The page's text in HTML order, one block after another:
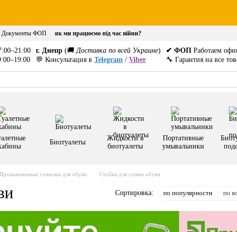
Документы ФОП як ми працюємо під час війни?
г. Днепр (🚚 Доставка по всей Украине)
💬 Консультация в Telegram / Viber
✔ ФОП Работаем
🔧 Гарантия на все
Биотуалеты
Жидкости в
биотуалеты
Портативные
умывальники
Промышленные сушилки для обуви Стойки для сушки обуви
Сортировка: по популярности по